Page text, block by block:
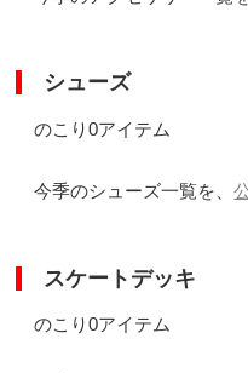
シューズ
のこり0アイテム
今季のシューズ一覧を、
スケートデッキ
のこり0アイテム